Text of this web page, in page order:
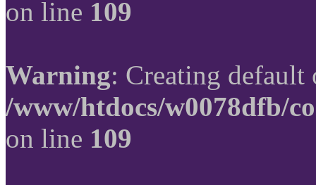
on line 109
Warning: Creating
/www/htdocs/w0078dfb/
on line 109